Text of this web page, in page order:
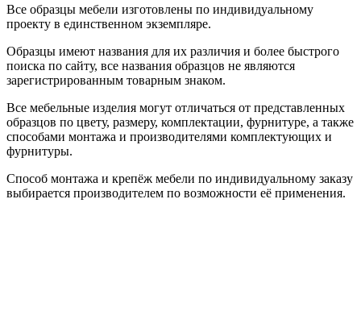
Все образцы мебели изготовлены по индивидуальному
проекту в единственном экземпляре.
Образцы имеют названия для их различия и более быстрого
поиска по сайту, все названия образцов не являются
зарегистрированным товарным знаком.
Все мебельные изделия могут отличаться от представленных
образцов по цвету, размеру, комплектации, фурнитуре, а также
способами монтажа и производителями комплектующих и
фурнитуры.
Способ монтажа и крепёж мебели по индивидуальному заказу
выбирается производителем по возможности её применения.